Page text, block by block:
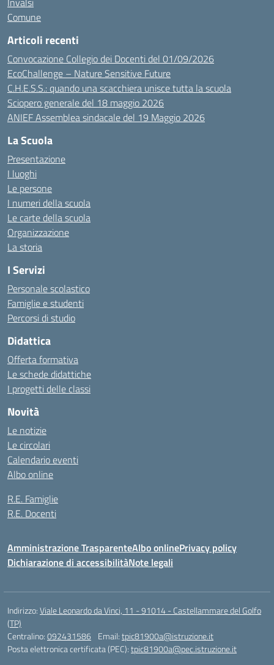
Comune
Articoli recenti
Convocazione Collegio dei Docenti del 01/09/2026
EcoChallenge – Nature Sensitive Future
C.H.E.S.S.: quando una scacchiera unisce tutta la scuola
Sciopero generale del 18 maggio 2026
ANIEF Assemblea sindacale del 19 Maggio 2026
La Scuola
Presentazione
I luoghi
Le persone
I numeri della scuola
Le carte della scuola
Organizzazione
La storia
I Servizi
Personale scolastico
Famiglie e studenti
Percorsi di studio
Didattica
Offerta formativa
Le schede didattiche
I progetti delle classi
Novità
Le notizie
Le circolari
Calendario eventi
Albo online
R.E. Famiglie
R.E. Docenti
Amministrazione TrasparenteAlbo onlinePrivacy policy
Dichiarazione di accessibilitàNote legali
Indirizzo:Viale Leonardo da Vinci, 11 - 91014 - Castellammare del Golfo
(TP)
Centralino:092431586 Email:tpic81900a@istruzione.it
Posta elettronica certificata (PEC):tpic81900a@pec.istruzione.it